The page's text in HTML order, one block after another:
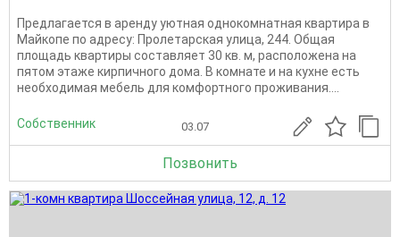
Предлагается в аренду уютная однокомнатная квартира в
Майкопе по адресу: Пролетарская улица, 244. Общая
площадь квартиры составляет 30 кв. м, расположена на
пятом этаже кирпичного дома. В комнате и на кухне есть
необходимая мебель для комфортного проживания....
Собственник 03.07
Позвонить